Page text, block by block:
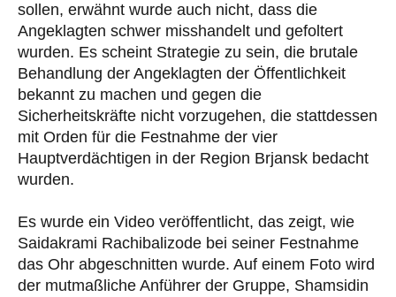
sollen, erwähnt wurde auch nicht, dass die
Angeklagten schwer misshandelt und gefoltert
wurden. Es scheint Strategie zu sein, die brutale
Behandlung der Angeklagten der Öffentlichkeit
bekannt zu machen und gegen die
Sicherheitskräfte nicht vorzugehen, die stattdessen
mit Orden für die Festnahme der vier
Hauptverdächtigen in der Region Brjansk bedacht
wurden.
Es wurde ein Video veröffentlicht, das zeigt, wie
Saidakrami Rachibalizode bei seiner Festnahme
das Ohr abgeschnitten wurde. Auf einem Foto wird
der mutmaßliche Anführer der Gruppe, Shamsidin